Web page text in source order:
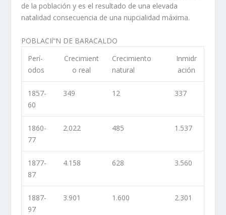
de la población y es el resultado de una elevada
natalidad consecuencia de una nupcialidad máxima.
POBLACIí“N DE BARACALDO
Perí­
odos
Crecimient
o real
Crecimiento
natural
Inmidr
ación
1857-
60
349 12 337
1860-
77
2.022 485 1.537
1877-
87
4.158 628 3.560
1887-
97
3.901 1.600 2.301